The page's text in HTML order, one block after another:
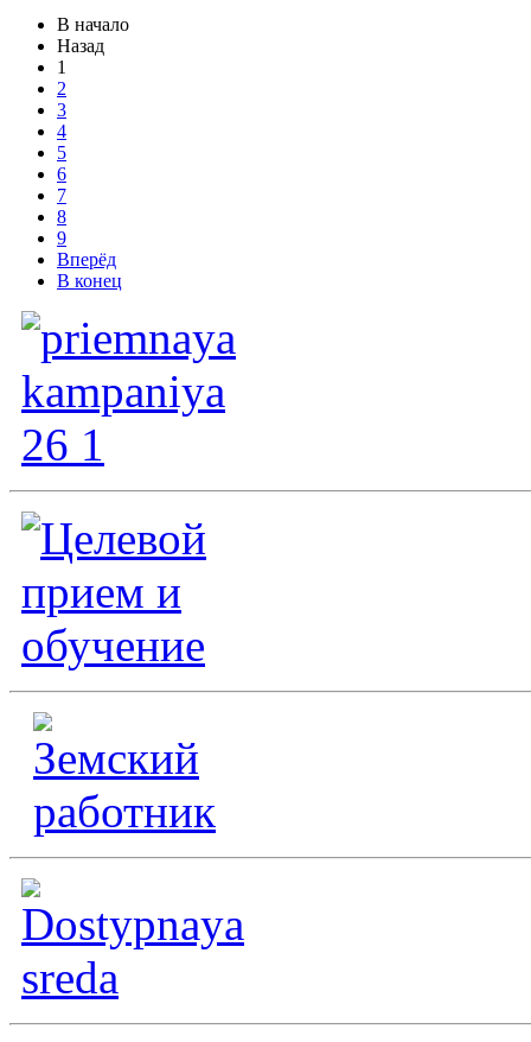
В начало
Назад
1
2
3
4
5
6
7
8
9
Вперёд
В конец